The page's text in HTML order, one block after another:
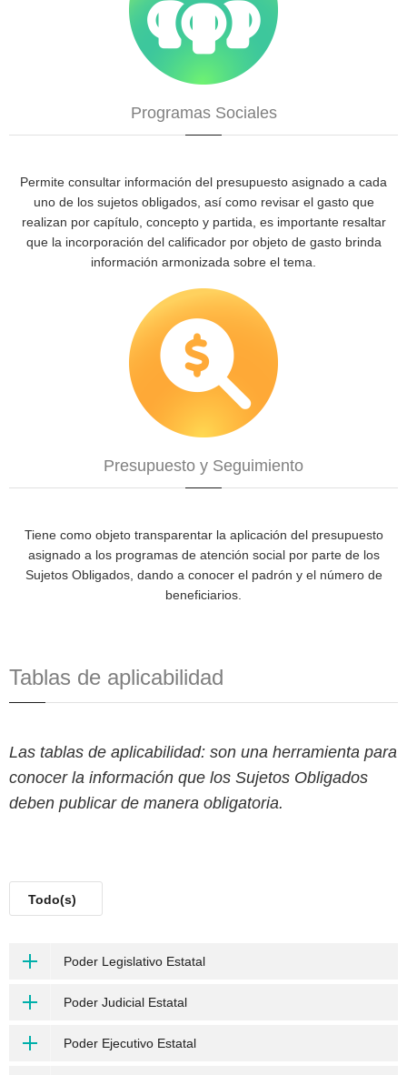
Programas Sociales
Permite consultar información del presupuesto asignado a cada
uno de los sujetos obligados, así como revisar el gasto que
realizan por capítulo, concepto y partida, es importante resaltar
que la incorporación del calificador por objeto de gasto brinda
información armonizada sobre el tema.
Presupuesto y Seguimiento
Tiene como objeto transparentar la aplicación del presupuesto
asignado a los programas de atención social por parte de los
Sujetos Obligados, dando a conocer el padrón y el número de
beneficiarios.
Tablas de aplicabilidad
Las tablas de aplicabilidad: son una herramienta para
conocer la información que los Sujetos Obligados
deben publicar de manera obligatoria.
Todo(s)
Poder Legislativo Estatal
Poder Judicial Estatal
Poder Ejecutivo Estatal